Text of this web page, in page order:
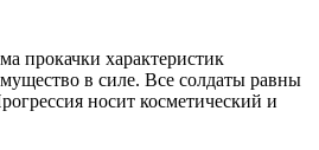
прокачки характеристик
в силе. Все солдаты равны
носит косметический и